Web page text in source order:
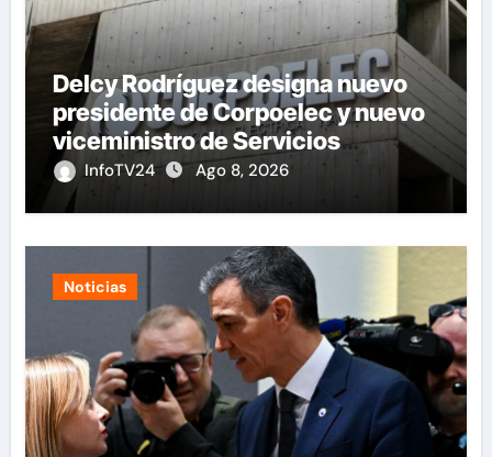
Delcy Rodríguez designa nuevo
presidente de Corpoelec y nuevo
viceministro de Servicios
Eléctricos
InfoTV24 Ago 8, 2026
Noticias